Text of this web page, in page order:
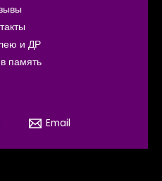
и ДР
память
Email